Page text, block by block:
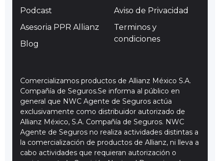
Podcast
Asesoria PPR Allianz
Blog
Aviso de Privacidad
Terminos y
condiciones
Comercializamos productos de Allianz México S.A.
Compañía de Seguros.Se informa al público en
general que NWC Agente de Seguros actúa
exclusivamente como distribuidor autorizado de
Allianz México, S.A. Compañía de Seguros. NWC
Agente de Seguros no realiza actividades distintas a
la comercialización de productos de Allianz, ni lleva a
cabo actividades que requieran autorización o